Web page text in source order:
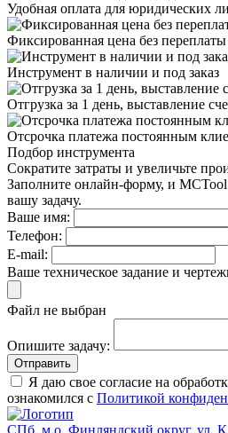
Удобная оплата для юридических
Фиксированная цена без
Инструмент в наличии и под заказ
Отгрузка за 1 день, выставление
Отсрочка платежа постоянным
Подбор инструмента
Сократите затраты и увеличьте
Заполните онлайн-форму, и
вашу задачу.
Ваше имя:
Телефон:
E-mail:
Ваше техническое задание и
Файл не выбран
Опишите задачу:
Отправить
Я даю свое согласие на
ознакомился с Политикой